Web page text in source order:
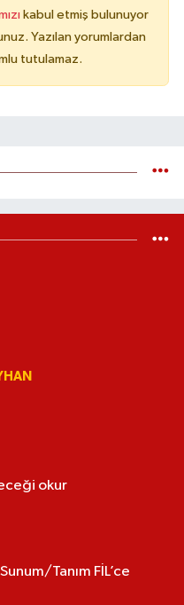
kabul etmiş bulunuyor
Yazılan yorumlardan
tutulamaz.
okur
Tanım FİL’ce